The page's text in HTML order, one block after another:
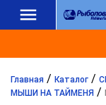
Главная / Каталог /
МЫШИ НА ТАЙМЕНЯ /